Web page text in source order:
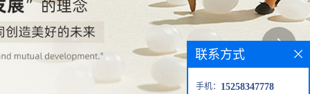
联系方式
手机： 15258347778